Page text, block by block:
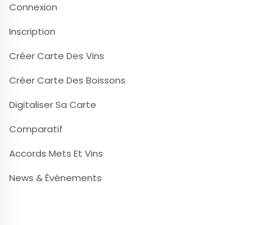
Connexion
Inscription
Créer Carte Des Vins
Créer Carte Des Boissons
Digitaliser Sa Carte
Comparatif
Accords Mets Et Vins
News & Événements